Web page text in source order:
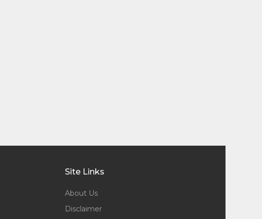
Site Links
About Us
Disclaimer